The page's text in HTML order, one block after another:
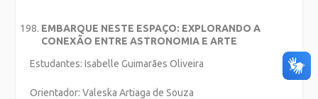
EMBARQUE NESTE ESPAÇO: EXPLORANDO A
CONEXÃO ENTRE ASTRONOMIA E ARTE
Estudantes: Isabelle Guimarães Oliveira
Orientador: Valeska Artiaga de Souza